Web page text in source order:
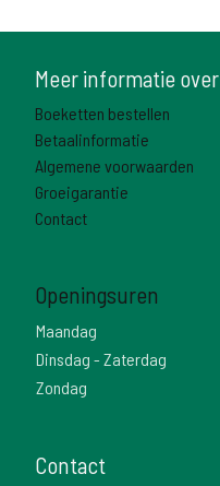
Meer informatie over
Boeketten bestellen
Betaalinformatie
Algemene voorwaarden
Groeigarantie
Contact
Openingsuren
Maandag
Dinsdag - Zaterdag
Zondag
Contact